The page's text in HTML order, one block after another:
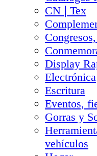
CN❘Tex
Display
Electrónica
Escritura
Eventos,
Gorras y
vehículos